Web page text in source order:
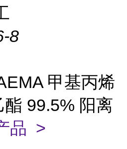
8
甲基丙烯
99.5% 阳离
品 >